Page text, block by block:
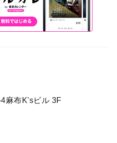
麻布K'sビル 3F